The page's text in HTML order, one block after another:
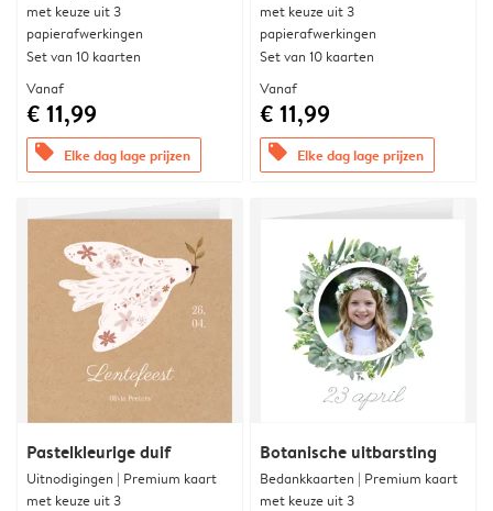
met keuze uit 3
papierafwerkingen
Set van 10 kaarten
Vanaf
€ 11,99
offers Elke dag lage prijzen
met keuze uit 3
papierafwerkingen
Set van 10 kaarten
Vanaf
€ 11,99
offers Elke dag lage prijzen
Pastelkleurige duif
Uitnodigingen | Premium kaart
met keuze uit 3
Botanische uitbarsting
Bedankkaarten | Premium kaart
met keuze uit 3